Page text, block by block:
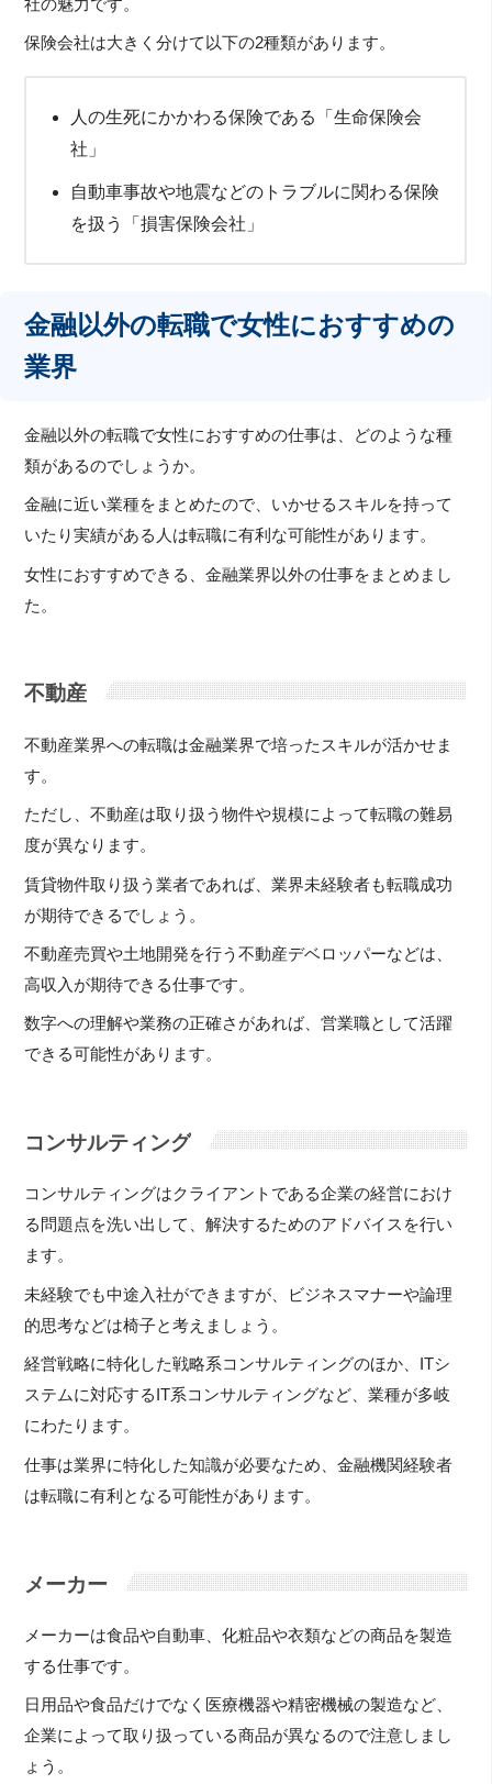
社の魅力です。
保険会社は大きく分けて以下の2種類があります。
人の生死にかかわる保険である「生命保険会
社」
自動車事故や地震などのトラブルに関わる保険
を扱う「損害保険会社」
金融以外の転職で女性におすすめの
業界
金融以外の転職で女性におすすめの仕事は、どのような種
類があるのでしょうか。
金融に近い業種をまとめたので、いかせるスキルを持って
いたり実績がある人は転職に有利な可能性があります。
女性におすすめできる、金融業界以外の仕事をまとめまし
た。
不動産
不動産業界への転職は金融業界で培ったスキルが活かせま
す。
ただし、不動産は取り扱う物件や規模によって転職の難易
度が異なります。
賃貸物件取り扱う業者であれば、業界未経験者も転職成功
が期待できるでしょう。
不動産売買や土地開発を行う不動産デベロッパーなどは、
高収入が期待できる仕事です。
数字への理解や業務の正確さがあれば、営業職として活躍
できる可能性があります。
コンサルティング
コンサルティングはクライアントである企業の経営におけ
る問題点を洗い出して、解決するためのアドバイスを行い
ます。
未経験でも中途入社ができますが、ビジネスマナーや論理
的思考などは椅子と考えましょう。
経営戦略に特化した戦略系コンサルティングのほか、ITシ
ステムに対応するIT系コンサルティングなど、業種が多岐
にわたります。
仕事は業界に特化した知識が必要なため、金融機関経験者
は転職に有利となる可能性があります。
メーカー
メーカーは食品や自動車、化粧品や衣類などの商品を製造
する仕事です。
日用品や食品だけでなく医療機器や精密機械の製造など、
企業によって取り扱っている商品が異なるので注意しまし
ょう。